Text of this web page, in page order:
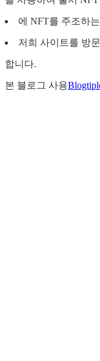
에 NFT를 주조하
저희 사이트를 방
합니다.
본 블로그 사용